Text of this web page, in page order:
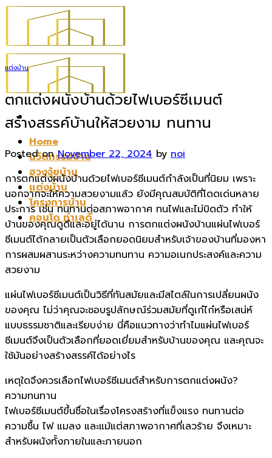
Skip
content
Home
นวัตกรรมบ้าน
ฮวงจุ้ยบ้าน
แต่งบ้าน
โครงการบ้าน
คอนโด ทำเลดี
แต่งบ้าน
ตกแต่งผนังบ้านด้วยไฟเบอร์ซีเมนต์
สร้างสรรค์บ้านให้สวยงาม ทนทาน
Posted onNovember 22, 2024 by noi
การตกแต่งผนังบ้านด้วยไฟเบอร์ซีเมนต์กำลังเป็นที่นิยม เพราะ
นอกจากจะให้ความสวยงามแล้ว ยังมีคุณสมบัติที่โดดเด่นหลาย
ประการ เช่น ทนทานต่อสภาพอากาศ ทนไฟและไม่บิดตัว ทำให้
บ้านของคุณดูดีและอยู่ได้นาน การตกแต่งผนังบ้านแผ่นไฟเบอร์
ซีเมนต์ได้กลายเป็นตัวเลือกยอดนิยมสำหรับเจ้าของบ้านที่มองหา
การผสมผสานระหว่างความทนทาน ความอเนกประสงค์และความ
สวยงาม
แผ่นไฟเบอร์ซีเมนต์เป็นวิธีที่ทันสมัยและมีสไตล์ในการเปลี่ยนผนัง
ของคุณ ไม่ว่าคุณจะชอบรูปลักษณ์ร่วมสมัยที่ดูเก๋ไก๋หรือเสน่ห์
แบบธรรมชาติและเรียบง่าย นี่คือแนวทางว่าทำไมแผ่นไฟเบอร์
ซีเมนต์จึงเป็นตัวเลือกที่ยอดเยี่ยมสำหรับบ้านของคุณ และคุณจะ
ใช้มันอย่างสร้างสรรค์ได้อย่างไร
เหตุใดจึงควรเลือกไฟเบอร์ซีเมนต์สำหรับการตกแต่งผนัง?
ความทนทาน
ไฟเบอร์ซีเมนต์ขึ้นชื่อในเรื่องโครงสร้างที่แข็งแรง ทนทานต่อ
ความชื้น ไฟ แมลง และแม้แต่สภาพอากาศที่เลวร้าย จึงเหมาะ
สำหรับผนังทั้งภายในและภายนอก